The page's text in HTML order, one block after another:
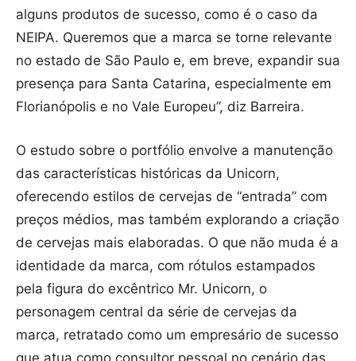
alguns produtos de sucesso, como é o caso da
NEIPA. Queremos que a marca se torne relevante
no estado de São Paulo e, em breve, expandir sua
presença para Santa Catarina, especialmente em
Florianópolis e no Vale Europeu”, diz Barreira.
O estudo sobre o portfólio envolve a manutenção
das características históricas da Unicorn,
oferecendo estilos de cervejas de “entrada” com
preços médios, mas também explorando a criação
de cervejas mais elaboradas. O que não muda é a
identidade da marca, com rótulos estampados
pela figura do excêntrico Mr. Unicorn, o
personagem central da série de cervejas da
marca, retratado como um empresário de sucesso
que atua como consultor pessoal no cenário das